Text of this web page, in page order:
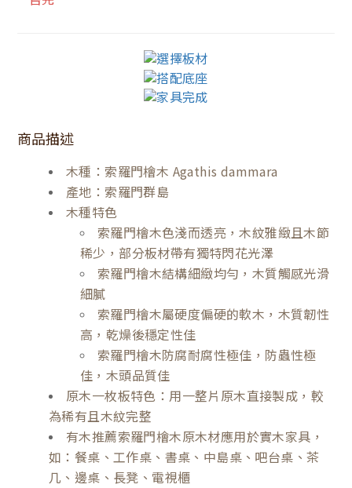
商品描述
木種：索羅門檜木 Agathis dammara
產地：索羅門群島
木種特色
索羅門檜木色淺而透亮，木紋雅緻且木節
稀少，部分板材帶有獨特閃花光澤
索羅門檜木結構細緻均勻，木質觸感光滑
細膩
索羅門檜木屬硬度偏硬的軟木，木質韌性
高，乾燥後穩定性佳
索羅門檜木防腐耐腐性極佳，防蟲性極
佳，木頭品質佳
原木一枚板特色：用一整片原木直接製成，較
為稀有且木紋完整
有木推薦索羅門檜木原木材應用於實木家具，
如：餐桌、工作桌、書桌、中島桌、吧台桌、茶
几、邊桌、長凳、電視櫃